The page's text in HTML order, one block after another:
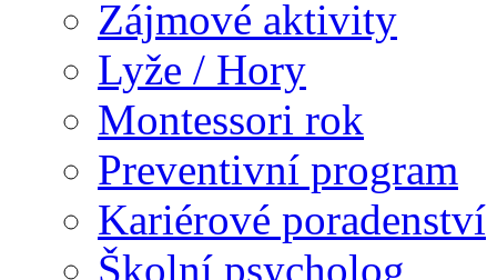
Zájmové aktivity
Lyže / Hory
Montessori rok
Preventivní program
Kariérové poradenství
Školní psycholog